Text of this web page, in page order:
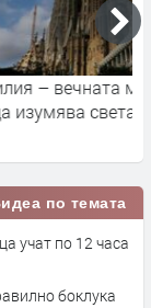
която
по темата
учат по 12 часа
боклука